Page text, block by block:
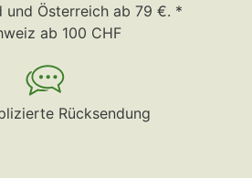
und Österreich ab 79 €. *
ab 100 CHF
Rücksendung